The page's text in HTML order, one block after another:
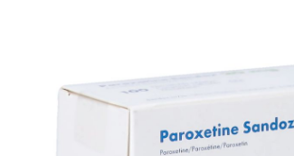
Paroxetine